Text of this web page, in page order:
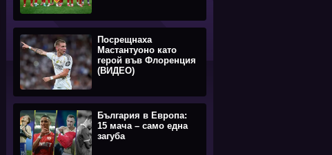
Посрещнаха
Мастантуоно като
герой във Флоренция
(ВИДЕО)
България в Европа:
15 мача – само една
загуба